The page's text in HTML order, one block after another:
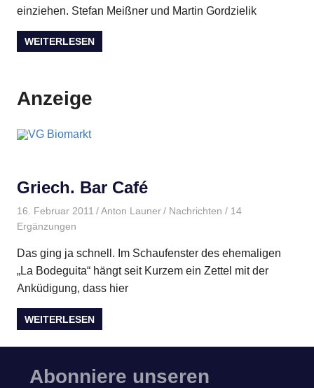
einziehen. Stefan Meißner und Martin Gordzielik
WEITERLESEN
Anzeige
Griech. Bar Café
16. Februar 2011 Anton Launer Nachrichten / 14
Ergänzungen
Das ging ja schnell. Im Schaufenster des ehemaligen
„La Bodeguita“ hängt seit Kurzem ein Zettel mit der
Anküdigung, dass hier
WEITERLESEN
Abonniere unseren